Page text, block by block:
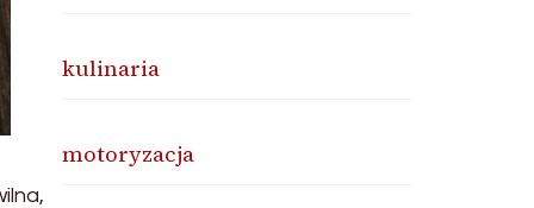
kulinaria
motoryzacja